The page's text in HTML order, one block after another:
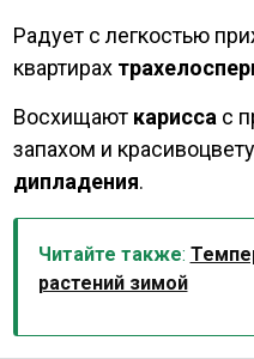
Радует с легкостью
квартирах
Восхищают карисса с
запахом и
дипладения.
Читайте также:
растений зимой